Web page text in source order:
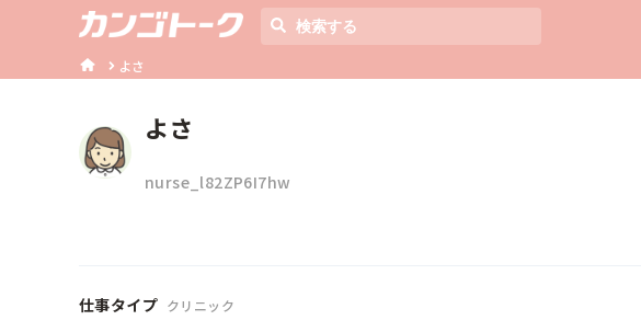
よさ
よさ
nurse_l82ZP6I7hw
仕事タイプ クリニック